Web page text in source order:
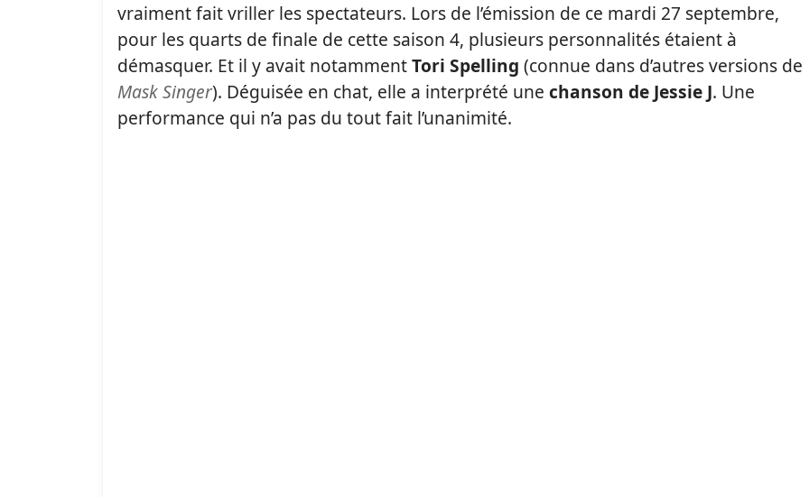
vraiment fait vriller les spectateurs. Lors de l’émission de ce mardi 27 septembre,
pour les quarts de finale de cette saison 4, plusieurs personnalités étaient à
démasquer. Et il y avait notammentTori Spelling (connue dans d’autres versions de
Mask Singer). Déguisée en chat, elle a interprété une chanson de Jessie J. Une
performance qui n’a pas du tout fait l’unanimité.